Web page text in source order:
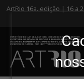
ArtRio 16a. edição | 16 a